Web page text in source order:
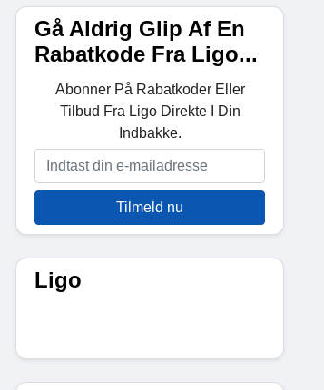
Gå Aldrig Glip Af En
Rabatkode Fra Ligo...
Abonner På Rabatkoder Eller
Tilbud Fra Ligo Direkte I Din
Indbakke.
Tilmeld nu
Ligo